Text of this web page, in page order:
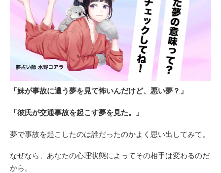
「妹が事故に遭う夢を見て怖いんだけど、悪い夢？」
「彼氏が交通事故を起こす夢を見た。」
夢で事故を起こしたのは誰だったのかよく思い出してみて。
なぜなら、あなたの心理状態によってその相手は変わるのだ
から。